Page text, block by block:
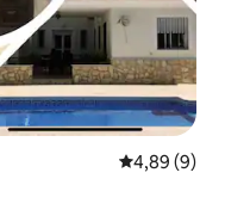
4,89 av 5 i
4,89 (9)